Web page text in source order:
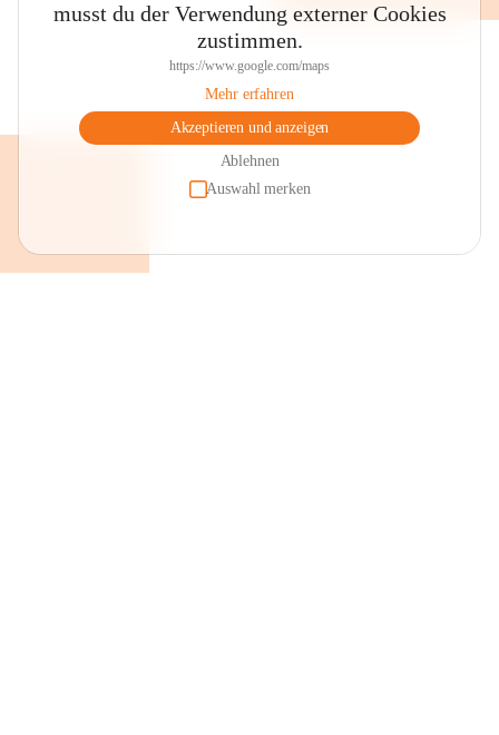
musst du der Verwendung externer Cookies
zustimmen.
https://www.google.com/maps
Mehr erfahren
Akzeptieren und anzeigen
Ablehnen
Auswahl merken